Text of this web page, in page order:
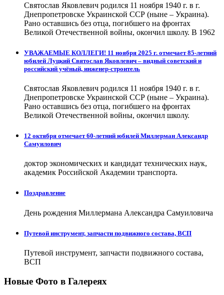
Святослав Яковлевич родился 11 ноября 1940 г. в г.
Днепропетровске Украинской ССР (ныне – Украина).
Рано оставшись без отца, погибшего на фронтах
Великой Отечественной войны, окончил школу. В 1962
УВАЖАЕМЫЕ КОЛЛЕГИ! 11 ноября 2025 г. отмечает 85-летний
юбилей Луцкий Святослав Яковлевич – видный советский и
российский учёный, инженер-строитель
Святослав Яковлевич родился 11 ноября 1940 г. в г.
Днепропетровске Украинской ССР (ныне – Украина).
Рано оставшись без отца, погибшего на фронтах
Великой Отечественной войны, окончил школу.
12 октября отмечает 60-летний юбилей Миллерман Александр
Самуилович
доктор экономических и кандидат технических наук,
академик Российской Академии транспорта.
Поздравление
День рождения Миллермана Александра Самуиловича
Путевой инструмент, запчасти подвижного состава, ВСП
Путевой инструмент, запчасти подвижного состава,
ВСП
Новые Фото в Галереях